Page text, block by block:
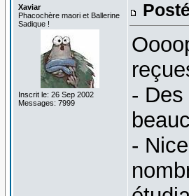
Xaviar
Phacochère maori et Ballerine
Sadique !
Inscrit le: 26 Sep 2002
Messages: 7999
-
-